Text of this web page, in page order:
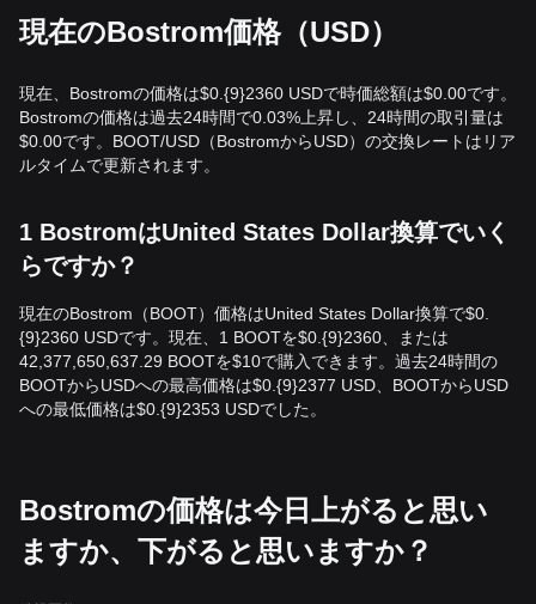
現在のBostrom価格（USD）
現在、Bostromの価格は$0.{9}2360 USDで時価総額は$0.00です。
Bostromの価格は過去24時間で0.03%上昇し、24時間の取引量は
$0.00です。BOOT/USD（BostromからUSD）の交換レートはリア
ルタイムで更新されます。
1 BostromはUnited States Dollar換算でいく
らですか？
現在のBostrom（BOOT）価格はUnited States Dollar換算で$0.
{9}2360 USDです。現在、1 BOOTを$0.{9}2360、または
42,377,650,637.29 BOOTを$10で購入できます。過去24時間の
BOOTからUSDへの最高価格は$0.{9}2377 USD、BOOTからUSD
への最低価格は$0.{9}2353 USDでした。
Bostromの価格は今日上がると思い
ますか、下がると思いますか？